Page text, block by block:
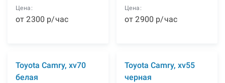
Цена:
от2300 р/час
Цена:
от2900 р/час
Toyota Camry, xv70
белая
Toyota Camry, xv55
черная